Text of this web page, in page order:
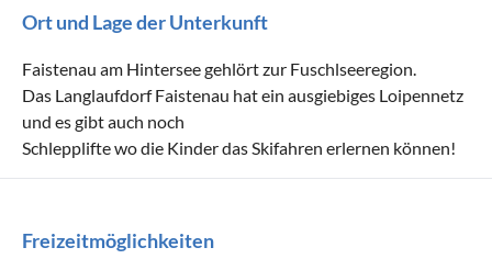
Ort und Lage der Unterkunft
Faistenau am Hintersee gehlört zur Fuschlseeregion.
Das Langlaufdorf Faistenau hat ein ausgiebiges Loipennetz
und es gibt auch noch
Schlepplifte wo die Kinder das Skifahren erlernen können!
Freizeitmöglichkeiten